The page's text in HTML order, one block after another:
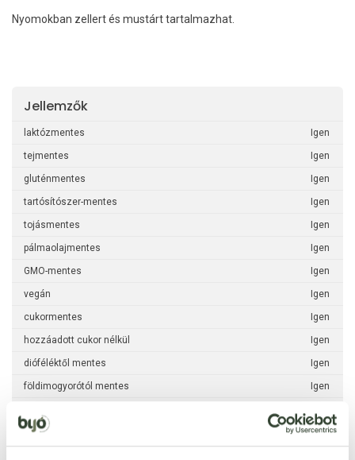
Nyomokban zellert és mustárt tartalmazhat.
Jellemzők
laktózmentes Igen
tejmentes Igen
gluténmentes Igen
tartósítószer-mentes Igen
tojásmentes Igen
pálmaolajmentes Igen
GMO-mentes Igen
vegán Igen
cukormentes Igen
hozzáadott cukor nélkül Igen
dióféléktől mentes Igen
földimogyorótól mentes Igen
kéndioxid-szulfit Igen